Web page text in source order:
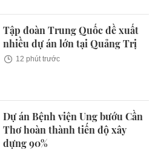
Tập đoàn Trung Quốc đề xuất
nhiều dự án lớn tại Quảng Trị
12 phút trước
Dự án Bệnh viện Ung bướu Cần
Thơ hoàn thành tiến độ xây
dựng 90%